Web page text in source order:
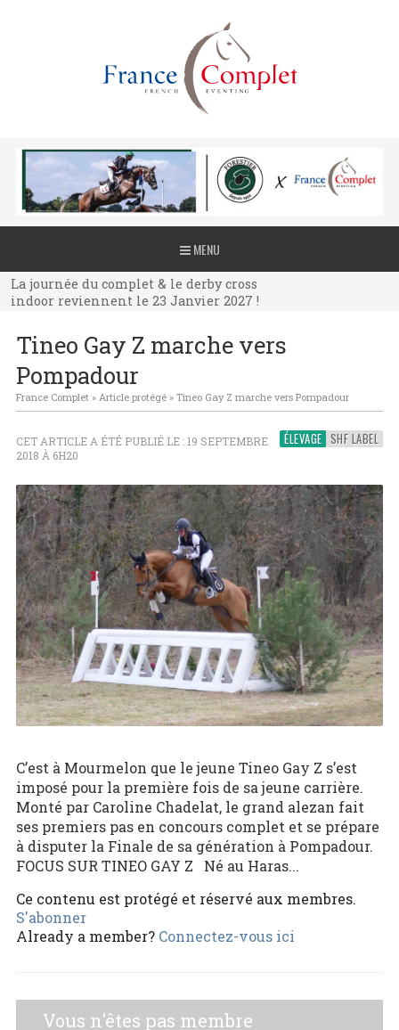
MENU
La journée du complet & le derby cross
indoor reviennent le 23 Janvier 2027 !
La journée du complet & le derby cross
indoor reviennent le 23 Janvier 2027 !
indoor reviennent le 23 Janvier 2027 !
Tineo Gay Z marche vers
Pompadour
France Complet» Article protégé» Tineo Gay Z marche vers Pompadour
ÉLEVAGE SHF LABEL
CET ARTICLE A ÉTÉ PUBLIÉ LE : 19 SEPTEMBRE
2018 À 6H20
C’est à Mourmelon que le jeune Tineo Gay Z s’est
imposé pour la première fois de sa jeune carrière.
Monté par Caroline Chadelat, le grand alezan fait
ses premiers pas en concours complet et se prépare
à disputer la Finale de sa génération à Pompadour.
FOCUS SUR TINEO GAY Z Né au Haras...
Ce contenu est protégé et réservé aux membres.
S'abonner
Already a member? Connectez-vous ici
Vous n'êtes pas membre